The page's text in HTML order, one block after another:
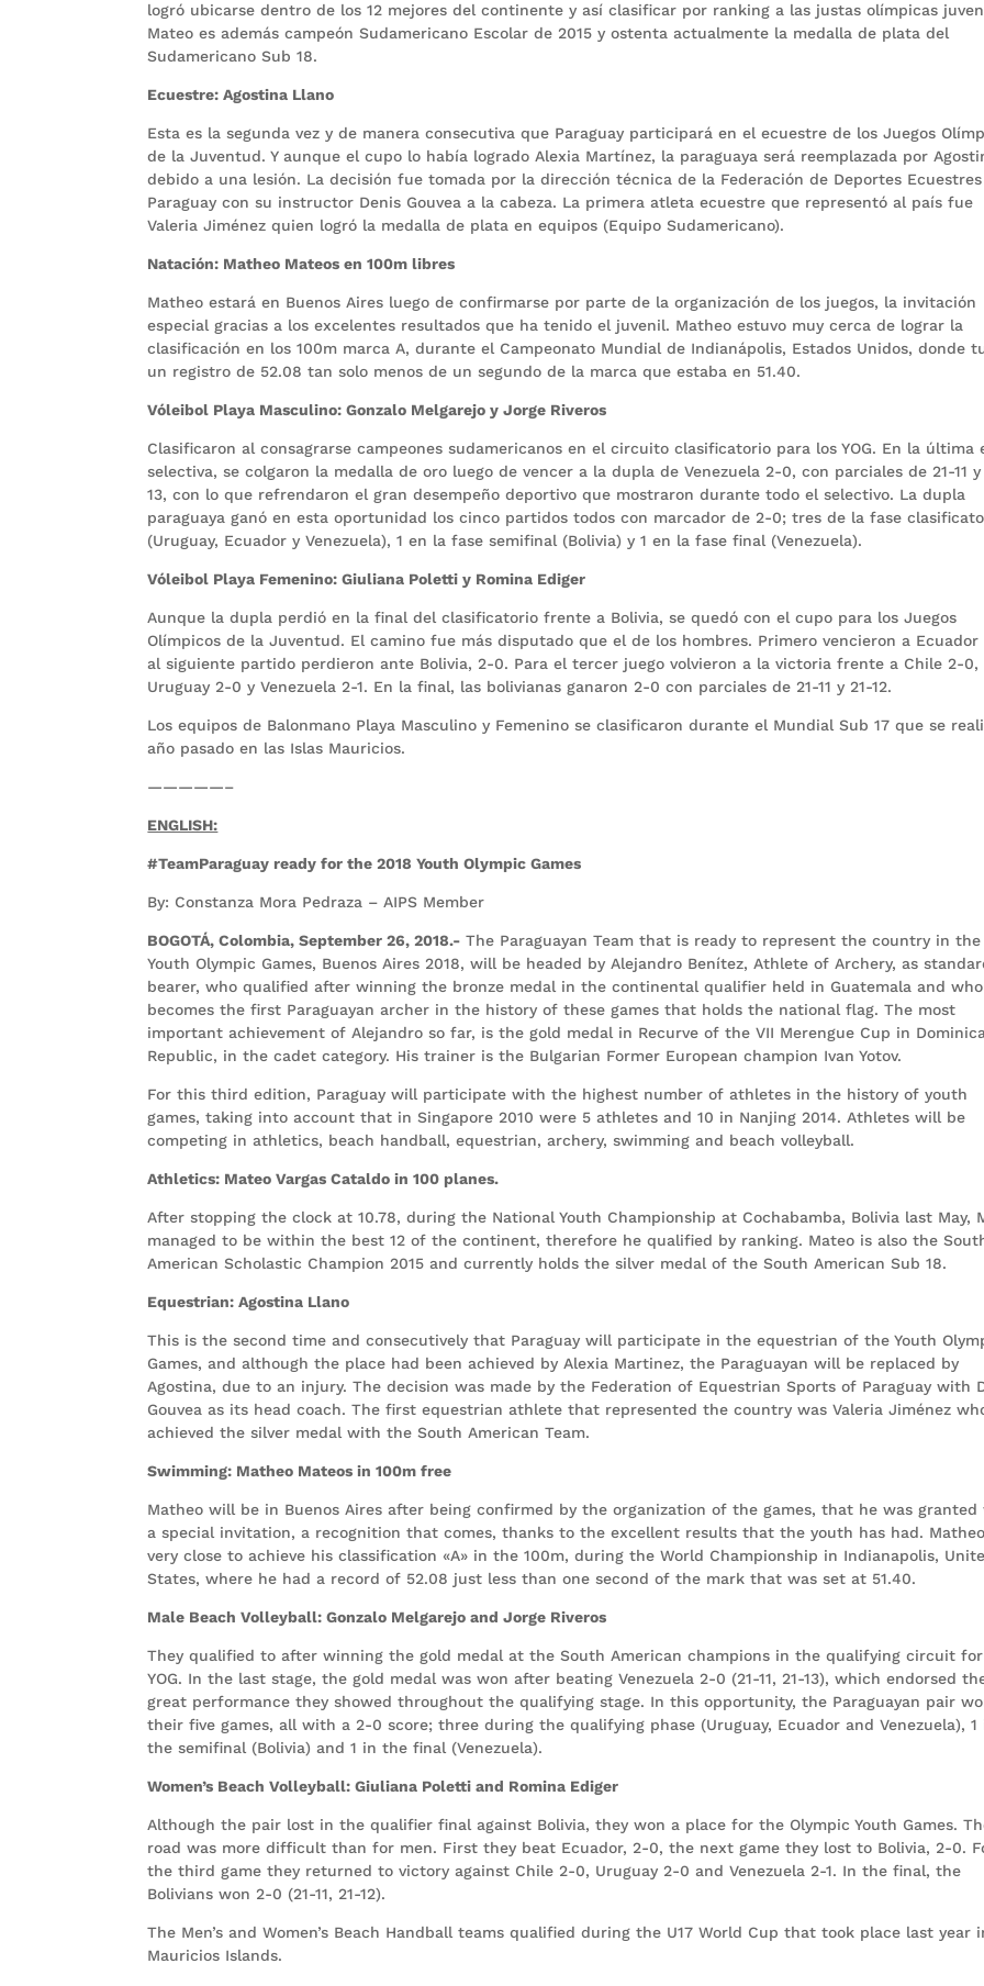
logró ubicarse dentro de los 12 mejores del continente y así clasificar por ranking a las justas olímpicas
Mateo es además campeón Sudamericano Escolar de 2015 y ostenta actualmente la medalla de plata del
Sudamericano Sub 18.
Ecuestre: Agostina Llano
Esta es la segunda vez y de manera consecutiva que Paraguay participará en el ecuestre de los Juegos
de la Juventud. Y aunque el cupo lo había logrado Alexia Martínez, la paraguaya será reemplazada por
debido a una lesión. La decisión fue tomada por la dirección técnica de la Federación de Deportes
Paraguay con su instructor Denis Gouvea a la cabeza. La primera atleta ecuestre que representó al país fue
Valeria Jiménez quien logró la medalla de plata en equipos (Equipo Sudamericano).
Natación: Matheo Mateos en 100m libres
Matheo estará en Buenos Aires luego de confirmarse por parte de la organización de los juegos, la invitación
especial gracias a los excelentes resultados que ha tenido el juvenil. Matheo estuvo muy cerca de lograr la
clasificación en los 100m marca A, durante el Campeonato Mundial de Indianápolis, Estados Unidos, donde
un registro de 52.08 tan solo menos de un segundo de la marca que estaba en 51.40.
Vóleibol Playa Masculino: Gonzalo Melgarejo y Jorge Riveros
Clasificaron al consagrarse campeones sudamericanos en el circuito clasificatorio para los YOG. En la última
selectiva, se colgaron la medalla de oro luego de vencer a la dupla de Venezuela 2-0, con parciales de 21-11 y
13, con lo que refrendaron el gran desempeño deportivo que mostraron durante todo el selectivo. La dupla
paraguaya ganó en esta oportunidad los cinco partidos todos con marcador de 2-0; tres de la fase
(Uruguay, Ecuador y Venezuela), 1 en la fase semifinal (Bolivia) y 1 en la fase final (Venezuela).
Vóleibol Playa Femenino: Giuliana Poletti y Romina Ediger
Aunque la dupla perdió en la final del clasificatorio frente a Bolivia, se quedó con el cupo para los Juegos
Olímpicos de la Juventud. El camino fue más disputado que el de los hombres. Primero vencieron a Ecuador
al siguiente partido perdieron ante Bolivia, 2-0. Para el tercer juego volvieron a la victoria frente a Chile 2-0,
Uruguay 2-0 y Venezuela 2-1. En la final, las bolivianas ganaron 2-0 con parciales de 21-11 y 21-12.
Los equipos de Balonmano Playa Masculino y Femenino se clasificaron durante el Mundial Sub 17 que se
año pasado en las Islas Mauricios.
—————–
ENGLISH:
#TeamParaguay ready for the 2018 Youth Olympic Games
By: Constanza Mora Pedraza – AIPS Member
BOGOTÁ, Colombia, September 26, 2018.- The Paraguayan Team that is ready to represent the country in the
Youth Olympic Games, Buenos Aires 2018, will be headed by Alejandro Benítez, Athlete of Archery, as
bearer, who qualified after winning the bronze medal in the continental qualifier held in Guatemala and who
becomes the first Paraguayan archer in the history of these games that holds the national flag. The most
important achievement of Alejandro so far, is the gold medal in Recurve of the VII Merengue Cup in
Republic, in the cadet category. His trainer is the Bulgarian Former European champion Ivan Yotov.
For this third edition, Paraguay will participate with the highest number of athletes in the history of youth
games, taking into account that in Singapore 2010 were 5 athletes and 10 in Nanjing 2014. Athletes will be
competing in athletics, beach handball, equestrian, archery, swimming and beach volleyball.
Athletics: Mateo Vargas Cataldo in 100 planes.
After stopping the clock at 10.78, during the National Youth Championship at Cochabamba, Bolivia last May,
managed to be within the best 12 of the continent, therefore he qualified by ranking. Mateo is also the
American Scholastic Champion 2015 and currently holds the silver medal of the South American Sub 18.
Equestrian: Agostina Llano
This is the second time and consecutively that Paraguay will participate in the equestrian of the Youth
Games, and although the place had been achieved by Alexia Martinez, the Paraguayan will be replaced by
Agostina, due to an injury. The decision was made by the Federation of Equestrian Sports of Paraguay with
Gouvea as its head coach. The first equestrian athlete that represented the country was Valeria Jiménez
achieved the silver medal with the South American Team.
Swimming: Matheo Mateos in 100m free
Matheo will be in Buenos Aires after being confirmed by the organization of the games, that he was granted
a special invitation, a recognition that comes, thanks to the excellent results that the youth has had.
very close to achieve his classification «A» in the 100m, during the World Championship in Indianapolis,
States, where he had a record of 52.08 just less than one second of the mark that was set at 51.40.
Male Beach Volleyball: Gonzalo Melgarejo and Jorge Riveros
They qualified to after winning the gold medal at the South American champions in the qualifying circuit
YOG. In the last stage, the gold medal was won after beating Venezuela 2-0 (21-11, 21-13), which endorsed
great performance they showed throughout the qualifying stage. In this opportunity, the Paraguayan pair
their five games, all with a 2-0 score; three during the qualifying phase (Uruguay, Ecuador and Venezuela), 1
the semifinal (Bolivia) and 1 in the final (Venezuela).
Women’s Beach Volleyball: Giuliana Poletti and Romina Ediger
Although the pair lost in the qualifier final against Bolivia, they won a place for the Olympic Youth Games.
road was more difficult than for men. First they beat Ecuador, 2-0, the next game they lost to Bolivia, 2-0.
the third game they returned to victory against Chile 2-0, Uruguay 2-0 and Venezuela 2-1. In the final, the
Bolivians won 2-0 (21-11, 21-12).
The Men’s and Women’s Beach Handball teams qualified during the U17 World Cup that took place last year
Mauricios Islands.